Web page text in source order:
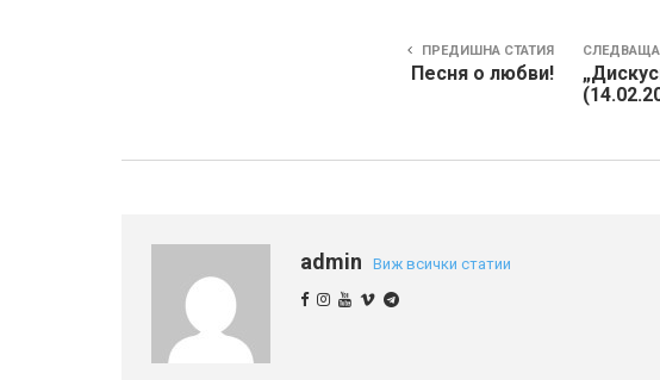
ПРЕДИШНА СТАТИЯ
Песня о любви!
СЛЕДВАЩА
admin Виж всички статии